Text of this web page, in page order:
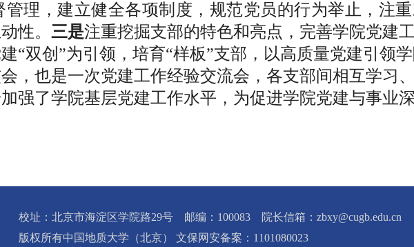
理，建立健全各项制度，规范党员的行为举止，注重
性。 三是注重挖掘支部的特色和亮点，完善学院党建
“双创”为引领，培育“样板”支部，以高质量党建引领学
，也是一次党建工作经验交流会，各支部间相互学习
强了学院基层党建工作水平，为促进学院党建与事业
校址：北京市海淀区学院路29号 邮编：100083 院长信箱：zbxy@cugb.edu.cn
版权所有中国地质大学（北京） 文保网安备案：1101080023